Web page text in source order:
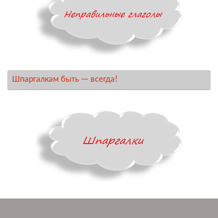
Шпаргалкам быть — всегда!